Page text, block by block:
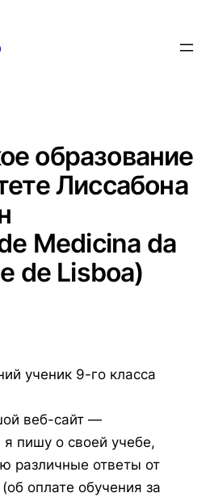
образование
Лиссабона
Medicina da
de Lisboa)
ученик 9-го класса
веб-сайт —
пишу о своей учебе,
различные ответы от
оплате обучения за